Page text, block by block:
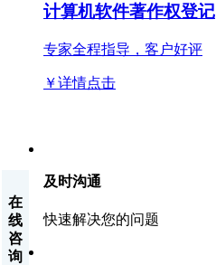
计算机软件著作权登记
专家全程指导，客户好评
￥详情点击
及时沟通
快速解决您的问题
在
线
咨
询